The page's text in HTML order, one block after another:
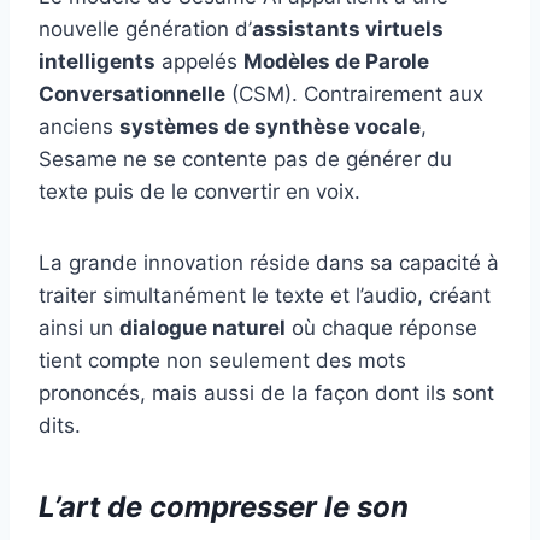
nouvelle génération d’assistants virtuels
intelligents appelés Modèles de Parole
Conversationnelle (CSM). Contrairement aux
anciens systèmes de synthèse vocale,
Sesame ne se contente pas de générer du
texte puis de le convertir en voix.
La grande innovation réside dans sa capacité à
traiter simultanément le texte et l’audio, créant
ainsi un dialogue naturel où chaque réponse
tient compte non seulement des mots
prononcés, mais aussi de la façon dont ils sont
dits.
L’art de compresser le son